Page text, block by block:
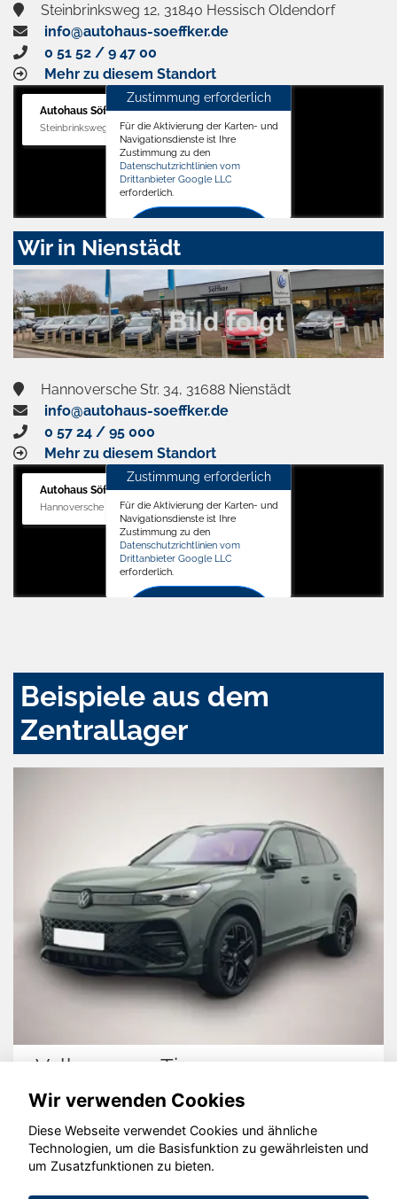
Steinbrinksweg 12, 31840 Hessisch Oldendorf
info@autohaus-soeffker.de
0 51 52 / 9 47 00
Mehr zu diesem Standort
Autohaus Söffker GmbH
Steinbrinksweg 12, 31840 Hessisch Oldendorf
Zustimmung erforderlich
Für die Aktivierung der Karten- und
Navigationsdienste ist Ihre
Zustimmung zu den
Datenschutzrichtlinien vom
Drittanbieter Google LLC
erforderlich.
Zustimmen
aktivieren
Wir in Nienstädt
Hannoversche Str. 34, 31688 Nienstädt
info@autohaus-soeffker.de
0 57 24 / 95 000
Mehr zu diesem Standort
Autohaus Söffker GmbH
Hannoversche Str. 34, 31688 Nienstädt
Zustimmung erforderlich
Für die Aktivierung der Karten- und
Navigationsdienste ist Ihre
Zustimmung zu den
Datenschutzrichtlinien vom
Drittanbieter Google LLC
erforderlich.
Beispiele aus dem
Zentrallager
Volkswagen Tiguan
© konjunkturmotor.de GmbH 2020 - 2026
Wir verwenden Cookies
Diese Webseite verwendet Cookies und ähnliche
Technologien, um die Basisfunktion zu gewährleisten und
um Zusatzfunktionen zu bieten.